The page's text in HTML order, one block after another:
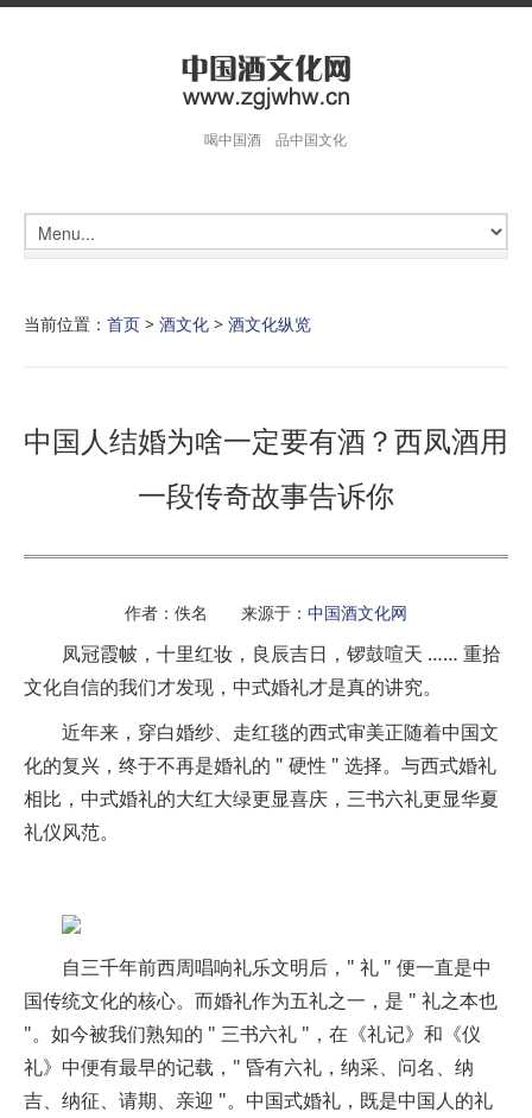
喝中国酒 品中国文化
当前位置： 首页 > 酒文化 > 酒文化纵览
中国人结婚为啥一定要有酒？西凤酒用
一段传奇故事告诉你
作者：佚名 来源于： 中国酒文化网
凤冠霞帔，十里红妆，良辰吉日，锣鼓喧天 …… 重拾
文化自信的我们才发现，中式婚礼才是真的讲究。
近年来，穿白婚纱、走红毯的西式审美正随着中国文
化的复兴，终于不再是婚礼的 " 硬性 " 选择。与西式婚礼
相比，中式婚礼的大红大绿更显喜庆，三书六礼更显华夏
礼仪风范。
自三千年前西周唱响礼乐文明后，" 礼 " 便一直是中
国传统文化的核心。而婚礼作为五礼之一，是 " 礼之本也
"。如今被我们熟知的 " 三书六礼 "，在《礼记》和《仪
礼》中便有最早的记载，" 昏有六礼，纳采、问名、纳
吉、纳征、请期、亲迎 "。中国式婚礼，既是中国人的礼